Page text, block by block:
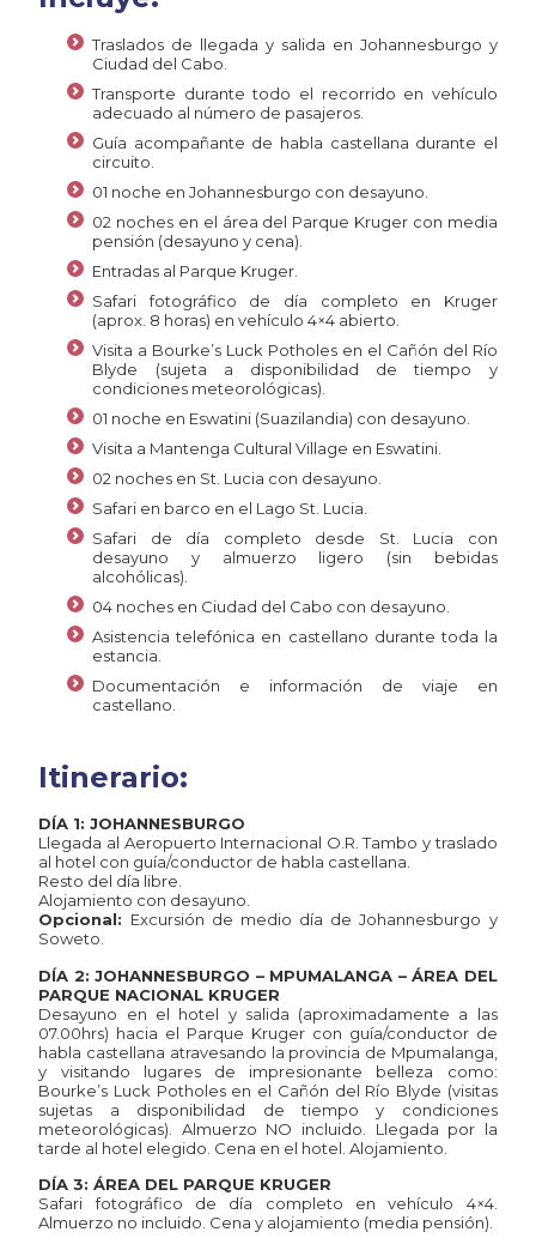
Traslados de llegada y salida en Johannesburgo y
Ciudad del Cabo.
Transporte durante todo el recorrido en vehículo
adecuado al número de pasajeros.
Guía acompañante de habla castellana durante el
circuito.
01 noche en Johannesburgo con desayuno.
02 noches en el área del Parque Kruger con media
pensión (desayuno y cena).
Entradas al Parque Kruger.
Safari fotográfico de día completo en Kruger
(aprox. 8 horas) en vehículo 4×4 abierto.
Visita a Bourke’s Luck Potholes en el Cañón del Río
Blyde (sujeta a disponibilidad de tiempo y
condiciones meteorológicas).
01 noche en Eswatini (Suazilandia) con desayuno.
Visita a Mantenga Cultural Village en Eswatini.
02 noches en St. Lucia con desayuno.
Safari en barco en el Lago St. Lucia.
Safari de día completo desde St. Lucia con
desayuno y almuerzo ligero (sin bebidas
alcohólicas).
04 noches en Ciudad del Cabo con desayuno.
Asistencia telefónica en castellano durante toda la
estancia.
Documentación e información de viaje en
castellano.
Itinerario:
DÍA 1: JOHANNESBURGO
Llegada al Aeropuerto Internacional O.R. Tambo y traslado
al hotel con guía/conductor de habla castellana.
Resto del día libre.
Alojamiento con desayuno.
Opcional: Excursión de medio día de Johannesburgo y
Soweto.
DÍA 2: JOHANNESBURGO – MPUMALANGA – ÁREA DEL
PARQUE NACIONAL KRUGER
Desayuno en el hotel y salida (aproximadamente a las
07.00hrs) hacia el Parque Kruger con guía/conductor de
habla castellana atravesando la provincia de Mpumalanga,
y visitando lugares de impresionante belleza como:
Bourke’s Luck Potholes en el Cañón del Río Blyde (visitas
sujetas a disponibilidad de tiempo y condiciones
meteorológicas). Almuerzo NO incluido. Llegada por la
tarde al hotel elegido. Cena en el hotel. Alojamiento.
DÍA 3: ÁREA DEL PARQUE KRUGER
Safari fotográfico de día completo en vehículo 4×4.
Almuerzo no incluido. Cena y alojamiento (media pensión).